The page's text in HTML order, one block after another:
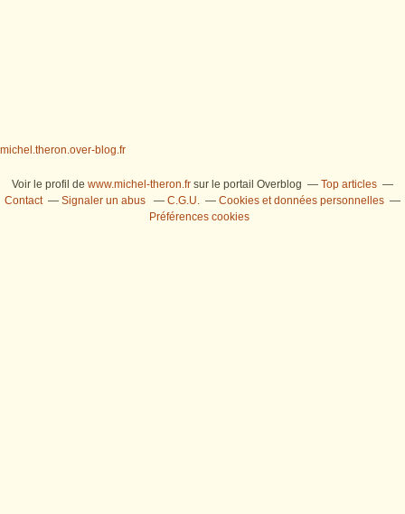
michel.theron.over-blog.fr
Voir le profil de www.michel-theron.fr sur le portail Overblog
Top articles
Contact
Signaler un abus C.G.U.
Cookies et données personnelles
Préférences cookies